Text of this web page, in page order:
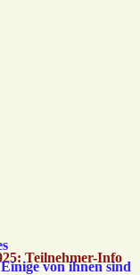
Teilnehmer-Info
von ihnen sind